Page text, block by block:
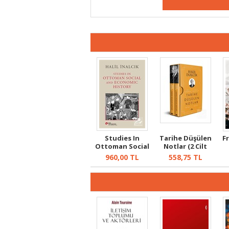
Studies In
Ottoman Social
And Economic H...
960,00TL
Tarihe Düşülen
Notlar (2 Cilt
Kutulu)
558,75 TL